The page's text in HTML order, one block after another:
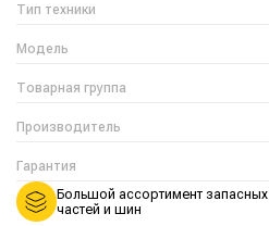
Тип техники
Модель
Товарная группа
Производитель
Гарантия
Большой ассортимент запасных
частей и шин